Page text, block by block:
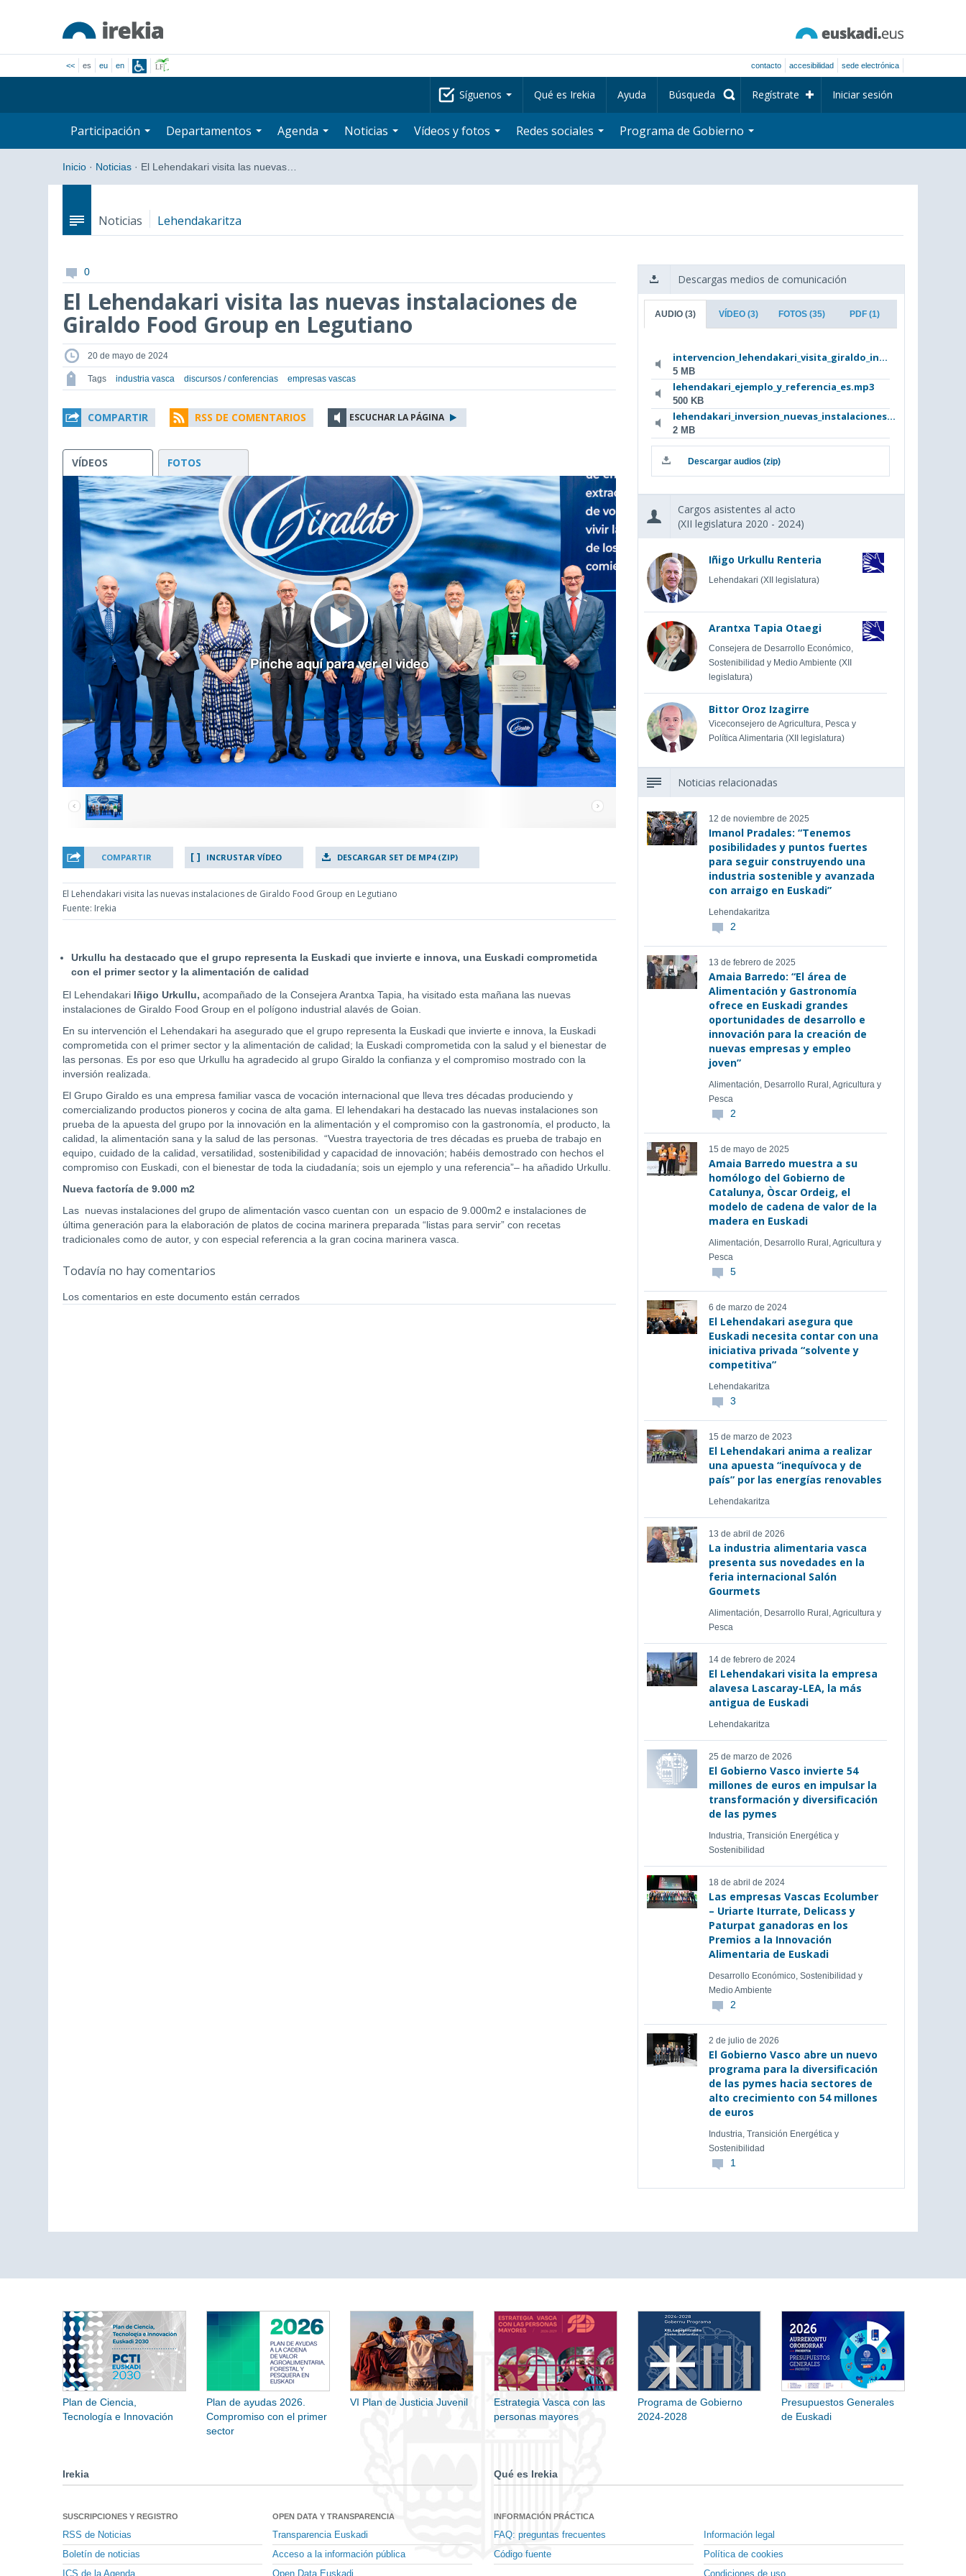
<< es eu en contacto accesibilidad sede electrónica
Síguenos Qué es Irekia Ayuda Búsqueda Regístrate Iniciar sesión
Participación Departamentos Agenda Noticias Vídeos y fotos Redes sociales Programa de Gobierno
Inicio · Noticias · El Lehendakari visita las nuevas…
Noticias Lehendakaritza
0
El Lehendakari visita las nuevas instalaciones de
Giraldo Food Group en Legutiano
20 de mayo de 2024
Tags industria vasca discursos / conferencias empresas vascas
COMPARTIR RSS DE COMENTARIOS ESCUCHAR LA PÁGINA
VÍDEOS FOTOS
modal
window.
COMPARTIR INCRUSTAR VÍDEO DESCARGAR SET DE MP4 (ZIP)
El Lehendakari visita las nuevas instalaciones de Giraldo Food Group en Legutiano
Fuente: Irekia
Urkullu ha destacado que el grupo representa la Euskadi que invierte e innova, una Euskadi comprometida
con el primer sector y la alimentación de calidad
El Lehendakari Iñigo Urkullu, acompañado de la Consejera Arantxa Tapia, ha visitado esta mañana las nuevas
instalaciones de Giraldo Food Group en el polígono industrial alavés de Goian.
En su intervención el Lehendakari ha asegurado que el grupo representa la Euskadi que invierte e innova, la Euskadi
comprometida con el primer sector y la alimentación de calidad; la Euskadi comprometida con la salud y el bienestar de
las personas. Es por eso que Urkullu ha agradecido al grupo Giraldo la confianza y el compromiso mostrado con la
inversión realizada.
El Grupo Giraldo es una empresa familiar vasca de vocación internacional que lleva tres décadas produciendo y
comercializando productos pioneros y cocina de alta gama. El lehendakari ha destacado las nuevas instalaciones son
prueba de la apuesta del grupo por la innovación en la alimentación y el compromiso con la gastronomía, el producto, la
calidad, la alimentación sana y la salud de las personas. “Vuestra trayectoria de tres décadas es prueba de trabajo en
equipo, cuidado de la calidad, versatilidad, sostenibilidad y capacidad de innovación; habéis demostrado con hechos el
compromiso con Euskadi, con el bienestar de toda la ciudadanía; sois un ejemplo y una referencia”– ha añadido Urkullu.
Nueva factoría de 9.000 m2
Las nuevas instalaciones del grupo de alimentación vasco cuentan con un espacio de 9.000m2 e instalaciones de
última generación para la elaboración de platos de cocina marinera preparada “listas para servir” con recetas
tradicionales como de autor, y con especial referencia a la gran cocina marinera vasca.
Todavía no hay comentarios
Los comentarios en este documento están cerrados
Descargas medios de comunicación
AUDIO(3) VÍDEO(3) FOTOS(35) PDF (1)
intervencion_lehendakari_visita_giraldo_in...
5 MB
lehendakari_ejemplo_y_referencia_es.mp3
500 KB
lehendakari_inversion_nuevas_instalaciones...
2 MB
Descargar audios (zip)
Cargos asistentes al acto
(XII legislatura 2020 - 2024)
Iñigo Urkullu Renteria
Lehendakari (XII legislatura)
Arantxa Tapia Otaegi
Consejera de Desarrollo Económico,
Sostenibilidad y Medio Ambiente (XII
legislatura)
Bittor Oroz Izagirre
Viceconsejero de Agricultura, Pesca y
Política Alimentaria (XII legislatura)
Noticias relacionadas
12 de noviembre de 2025
Imanol Pradales: “Tenemos
posibilidades y puntos fuertes
para seguir construyendo una
industria sostenible y avanzada
con arraigo en Euskadi”
Lehendakaritza
2
13 de febrero de 2025
Amaia Barredo: “El área de
Alimentación y Gastronomía
ofrece en Euskadi grandes
oportunidades de desarrollo e
innovación para la creación de
nuevas empresas y empleo
joven”
Alimentación, Desarrollo Rural, Agricultura y
Pesca
2
15 de mayo de 2025
Amaia Barredo muestra a su
homólogo del Gobierno de
Catalunya, Òscar Ordeig, el
modelo de cadena de valor de la
madera en Euskadi
Alimentación, Desarrollo Rural, Agricultura y
Pesca
5
6 de marzo de 2024
El Lehendakari asegura que
Euskadi necesita contar con una
iniciativa privada “solvente y
competitiva”
Lehendakaritza
3
15 de marzo de 2023
El Lehendakari anima a realizar
una apuesta “inequívoca y de
país” por las energías renovables
Lehendakaritza
13 de abril de 2026
La industria alimentaria vasca
presenta sus novedades en la
feria internacional Salón
Gourmets
Alimentación, Desarrollo Rural, Agricultura y
Pesca
14 de febrero de 2024
El Lehendakari visita la empresa
alavesa Lascaray-LEA, la más
antigua de Euskadi
Lehendakaritza
25 de marzo de 2026
El Gobierno Vasco invierte 54
millones de euros en impulsar la
transformación y diversificación
de las pymes
Industria, Transición Energética y
Sostenibilidad
18 de abril de 2024
Las empresas Vascas Ecolumber
– Uriarte Iturrate, Delicass y
Paturpat ganadoras en los
Premios a la Innovación
Alimentaria de Euskadi
Desarrollo Económico, Sostenibilidad y
Medio Ambiente
2
2 de julio de 2026
El Gobierno Vasco abre un nuevo
programa para la diversificación
de las pymes hacia sectores de
alto crecimiento con 54 millones
de euros
Industria, Transición Energética y
Sostenibilidad
1
Plan de Ciencia,
Tecnología e Innovación
Plan de ayudas 2026.
Compromiso con el primer
sector
VI Plan de Justicia Juvenil
Estrategia Vasca con las
personas mayores
Programa de Gobierno
2024-2028
Presupuestos Generales
de Euskadi
Irekia
SUSCRIPCIONES Y REGISTRO
RSS de Noticias
Boletín de noticias
ICS de la Agenda
OPEN DATA Y TRANSPARENCIA
Transparencia Euskadi
Acceso a la información pública
Open Data Euskadi
Qué es Irekia
INFORMACIÓN PRÁCTICA
FAQ: preguntas frecuentes
Código fuente
Información legal
Política de cookies
Condiciones de uso